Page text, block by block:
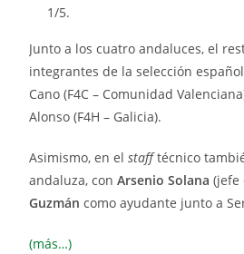
1/5.
Junto a los cuatro andaluces, el
integrantes de la selección
Cano (F4C – Comunidad
Alonso (F4H – Galicia).
Asimismo, en elstafftécnico
andaluza, conArsenio Solana (jefe
Guzmán como ayudante junto a
(más…)